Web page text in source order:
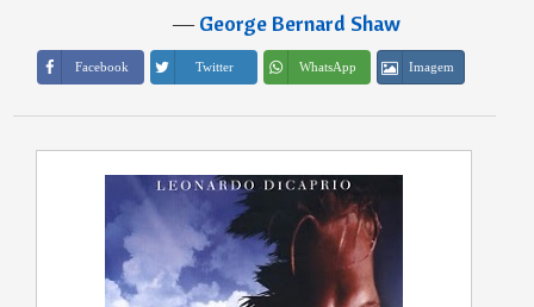
―George Bernard Shaw
Facebook Twitter WhatsApp Imagem